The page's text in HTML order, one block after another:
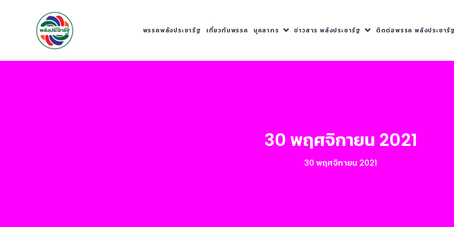
พรรคพลังประชารัฐ เกี่ยวกับพรรค บุคลากร ข่าวสาร พลังประชารัฐ ติดต่อพรรค พลังประชารัฐ
30 พฤศจิกายน 2021
30 พฤศจิกายน 2021